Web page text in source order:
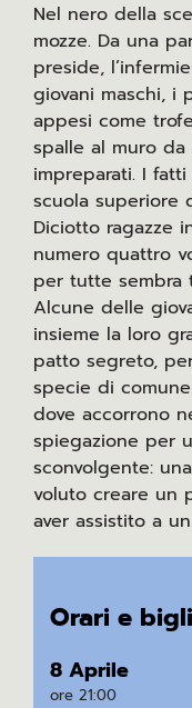
Nel nero della
mozze. Da una
preside,
giovani maschi, i
appesi come
spalle al muro
impreparati. I
scuola superiore
Diciotto ragazze
numero quattro
per tutte sembra
Alcune delle
insieme la loro
patto segreto,
specie di
dove accorrono
spiegazione per
sconvolgente:
voluto creare un
aver assistito a
Orari e
8 Aprile
ore 21:00